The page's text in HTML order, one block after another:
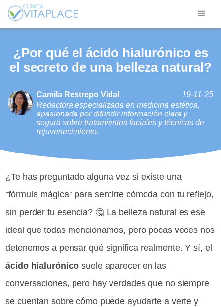
¿Por qué el ácido hialurónico es
el secreto de una belleza natural?
Camila Restrepo Vidal
19-11-25
Redactora especializada en medicina estética,
apasionada por difundir información clara y
segura sobre tratamientos faciales y técnicas de
rejuvenecimiento.
¿Te has preguntado alguna vez si existe una
“fórmula mágica” para sentirte cómoda con tu reflejo,
sin perder tu esencia? 🤔 La belleza natural es ese
ideal que todas mencionamos, pero pocas veces nos
detenemos a pensar qué significa realmente. Y sí, el
ácido hialurónico suele aparecer en las
conversaciones, pero hay verdades que no siempre
se cuentan sobre cómo puede ayudarte a verte y